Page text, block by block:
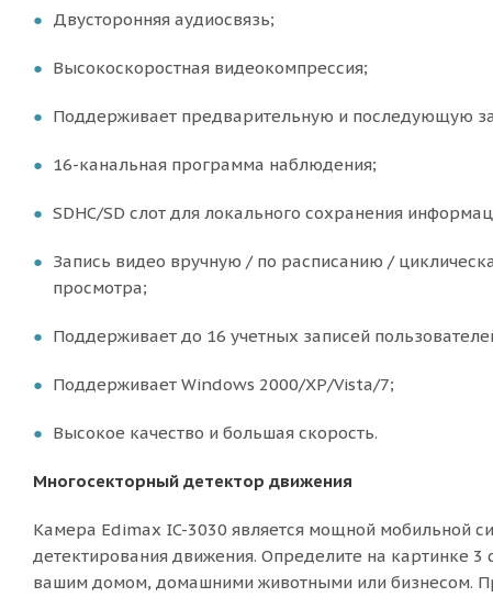
Двусторонняя аудиосвязь;
Высокоскоростная видеокомпрессия;
Поддерживает предварительную и последующую
16-канальная программа наблюдения;
SDHC/SD слот для локального сохранения
Запись видео вручную / по расписанию /
просмотра;
Поддерживает до 16 учетных записей
Поддерживает Windows 2000/XP/Vista/7;
Высокое качество и большая скорость.
Многосекторный детектор движения
Камера Edimax IC-3030 является мощной мобильной
детектирования движения. Определите на картинке
вашим домом, домашними животными или бизнесом.